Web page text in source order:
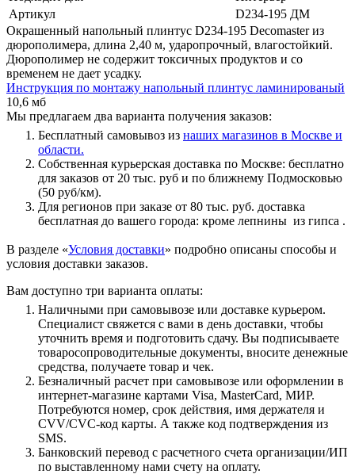
Артикул
D234-195 ДМ
Окрашенный напольный плинтус D234-195 Decomaster из
дюрополимера, длина 2,40 м, ударопрочный, влагостойкий.
Дюрополимер не содержит токсичных продуктов и со
временем не дает усадку.
Инструкция по монтажу напольный плинтус ламинированый
10,6 мб
Мы предлагаем два варианта получения заказов:
Бесплатный самовывоз из наших магазинов в Москве и
области.
Собственная курьерская доставка по Москве: бесплатно
для заказов от 20 тыс. руб и по ближнему Подмосковью
(50 руб/км).
Для регионов при заказе от 80 тыс. руб. доставка
бесплатная до вашего города: кроме лепнины из гипса .
В разделе «Условия доставки» подробно описаны способы и
условия доставки заказов.
Вам доступно три варианта оплаты:
Наличными при самовывозе или доставке курьером.
Специалист свяжется с вами в день доставки, чтобы
уточнить время и подготовить сдачу. Вы подписываете
товаросопроводительные документы, вносите денежные
средства, получаете товар и чек.
Безналичный расчет при самовывозе или оформлении в
интернет-магазине картами Visa, MasterCard, МИР.
Потребуются номер, срок действия, имя держателя и
CVV/CVC-код карты. А также код подтверждения из
SMS.
Банковский перевод с расчетного счета организации/ИП
по выставленному нами счету на оплату.